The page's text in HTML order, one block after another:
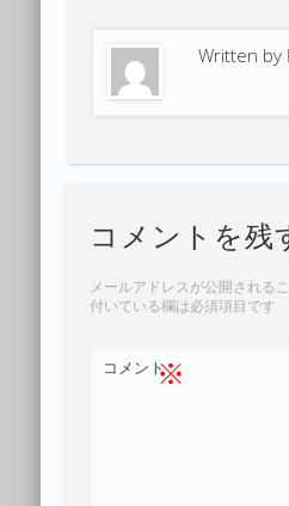
Written by
コメントを残
メールアドレスが公開される
付いている欄は必須項目です
コメント※